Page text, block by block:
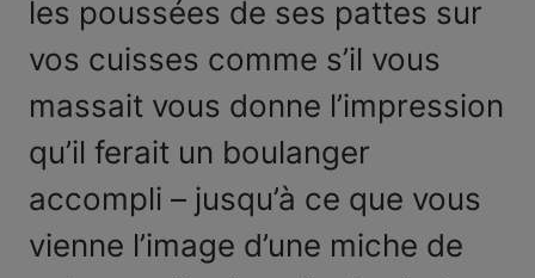
les poussées de ses pattes sur
vos cuisses comme s’il vous
massait vous donne l’impression
qu’il ferait un boulanger
accompli – jusqu’à ce que vous
vienne l’image d’une miche de